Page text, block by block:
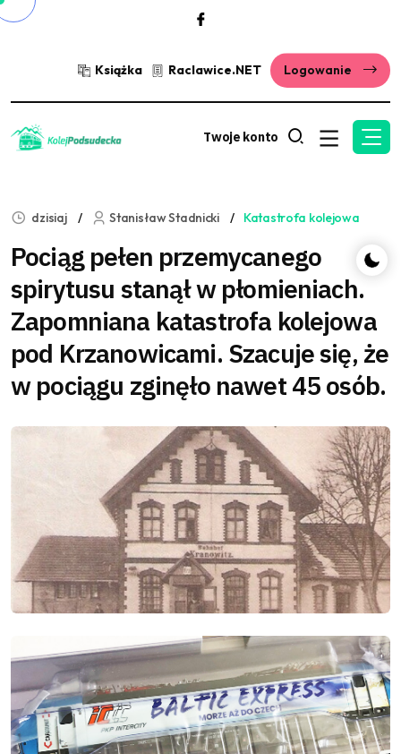
Książka Raclawice.NET Logowanie
Twoje konto
dzisiaj Stanisław Stadnicki Katastrofa kolejowa
Pociąg pełen przemycanego
spirytusu stanął w płomieniach.
Zapomniana katastrofa kolejowa
pod Krzanowicami. Szacuje się, że
w pociągu zginęło nawet 45 osób.